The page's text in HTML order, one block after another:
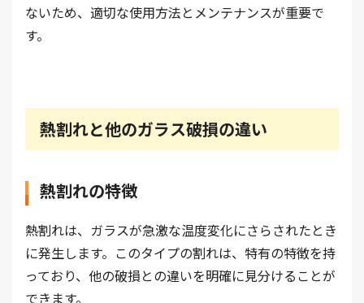
ないため、適切な使用方法とメンテナンスが重要で
す。
熱割れと他のガラス破損の違い
熱割れの特徴
熱割れは、ガラスが急激な温度変化にさらされたとき
に発生します。このタイプの割れは、特有の特徴を持
っており、他の破損との違いを明確に見分けることが
できます。